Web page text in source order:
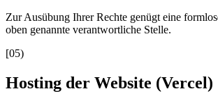
Zur Ausübung Ihrer Rechte genügt eine
oben genannte verantwortliche Stelle.
[05)
Hosting der Website (Vercel)